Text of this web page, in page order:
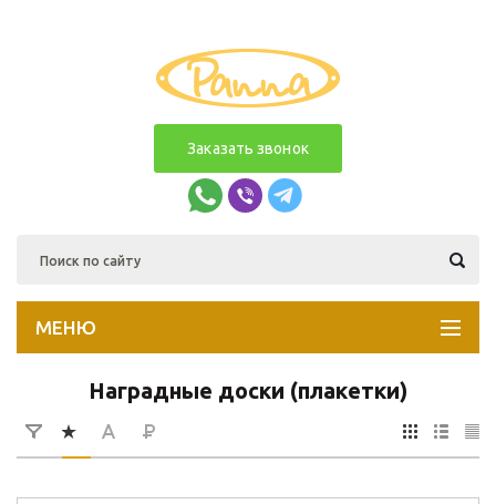
Заказать звонок
МЕНЮ
Наградные доски (плакетки)